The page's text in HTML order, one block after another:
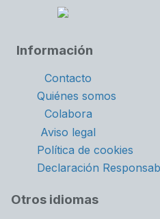
Información
Contacto
Quiénes somos
Colabora
Aviso legal
Política de cookies
Declaración
Otros idiomas